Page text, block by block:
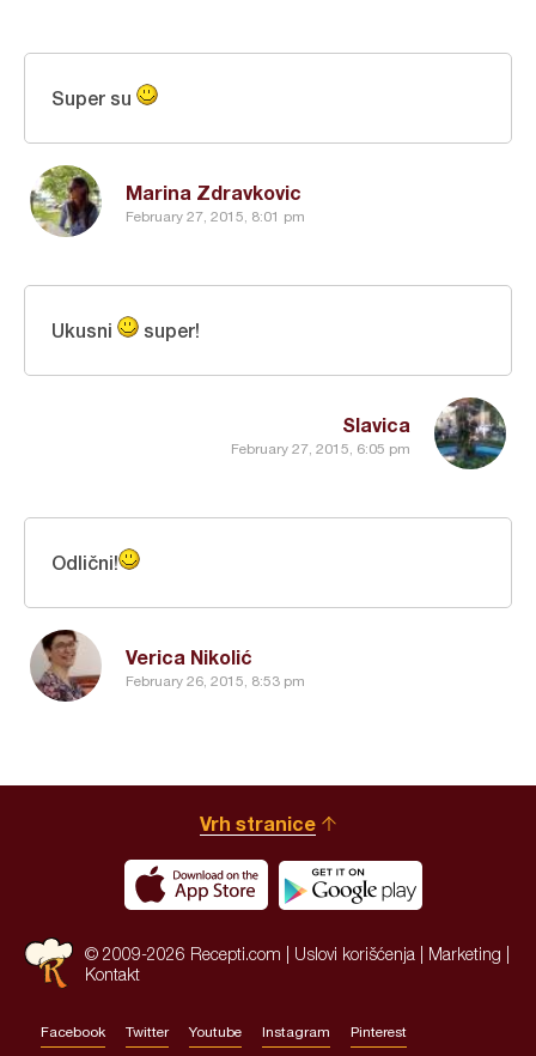
Marina Zdravkovic
February 27, 2015, 8:01 pm
Super su
Slavica
February 27, 2015, 6:05 pm
Ukusni super!
Verica Nikolić
February 26, 2015, 8:53 pm
Odlični!
Vrh stranice
© 2009-2026 Recepti.com | Uslovi korišćenja Marketing
Kontakt
Facebook Twitter Youtube Instagram Pinterest